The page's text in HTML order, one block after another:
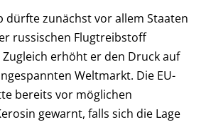
dürfte zunächst vor allem Staaten
russischen Flugtreibstoff
erhöht er den Druck auf
Weltmarkt. Die EU-
bereits vor möglichen
gewarnt, falls sich die Lage